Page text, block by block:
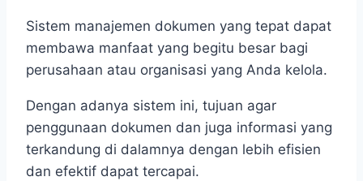
Sistem manajemen dokumen yang tepat dapat
membawa manfaat yang begitu besar bagi
perusahaan atau organisasi yang Anda kelola.
Dengan adanya sistem ini, tujuan agar
penggunaan dokumen dan juga informasi yang
terkandung di dalamnya dengan lebih efisien
dan efektif dapat tercapai.